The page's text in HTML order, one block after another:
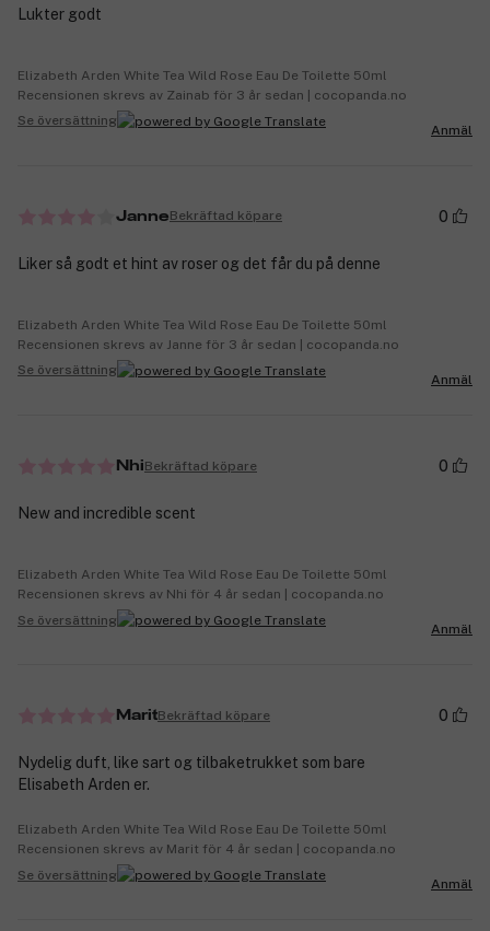
Lukter godt
Elizabeth Arden White Tea Wild Rose Eau De Toilette 50ml
Recensionen skrevs av Zainab för 3 år sedan | cocopanda.no
Se översättning
Anmäl
JanneBekräftad köpare 0
Liker så godt et hint av roser og det får du på denne
Elizabeth Arden White Tea Wild Rose Eau De Toilette 50ml
Recensionen skrevs av Janne för 3 år sedan | cocopanda.no
Se översättning
Anmäl
NhiBekräftad köpare 0
New and incredible scent
Elizabeth Arden White Tea Wild Rose Eau De Toilette 50ml
Recensionen skrevs av Nhi för 4 år sedan | cocopanda.no
Se översättning
Anmäl
MaritBekräftad köpare 0
Nydelig duft, like sart og tilbaketrukket som bare
Elisabeth Arden er.
Elizabeth Arden White Tea Wild Rose Eau De Toilette 50ml
Recensionen skrevs av Marit för 4 år sedan | cocopanda.no
Se översättning
Anmäl